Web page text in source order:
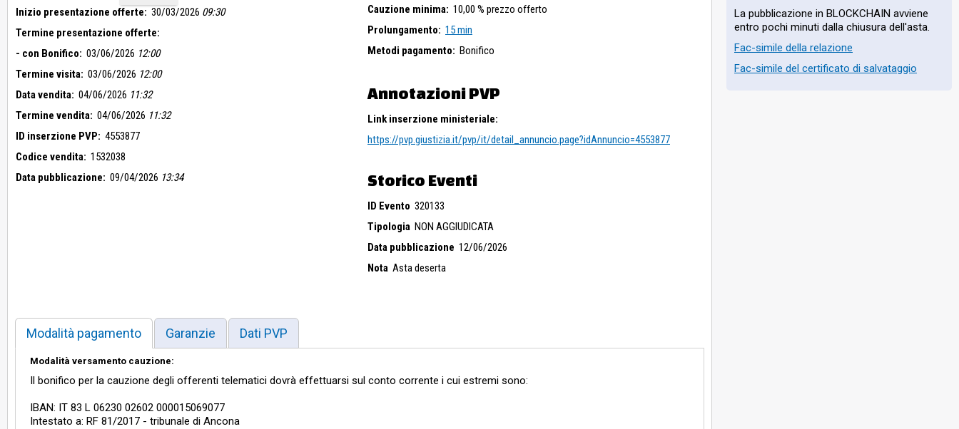
Inizio presentazione offerte: 30/03/2026 09:30
Termine presentazione offerte:
- con Bonifico: 03/06/2026 12:00
Termine visita: 03/06/2026 12:00
Data vendita: 04/06/2026 11:32
Termine vendita: 04/06/2026 11:32
ID inserzione PVP: 4553877
Codice vendita: 1532038
Data pubblicazione: 09/04/2026 13:34
Cauzione minima: 10,00 % prezzo offerto
Prolungamento: 15 min
Metodi pagamento: Bonifico
Annotazioni PVP
Link inserzione ministeriale:
https://pvp.giustizia.it/pvp/it/detail_annuncio.page?idAnnuncio=4553877
Storico Eventi
ID Evento 320133
Tipologia NON AGGIUDICATA
Data pubblicazione 12/06/2026
Nota Asta deserta
Modalità pagamento Garanzie Dati PVP
Modalità versamento cauzione:
Il bonifico per la cauzione degli offerenti telematici dovrà effettuarsi sul conto corrente i cui estremi sono:
IBAN: IT 83 L 06230 02602 000015069077
Intestato a: RF 81/2017 - tribunale di Ancona
La pubblicazione in BLOCKCHAIN avviene
entro pochi minuti dalla chiusura dell'asta.
Fac-simile della relazione
Fac-simile del certificato di salvataggio